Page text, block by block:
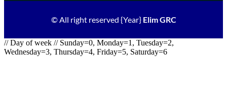
© All right reserved {Year} Elim GRC
// Day of week // Sunday=0, Monday=1, Tuesday=2,
Wednesday=3, Thursday=4, Friday=5, Saturday=6